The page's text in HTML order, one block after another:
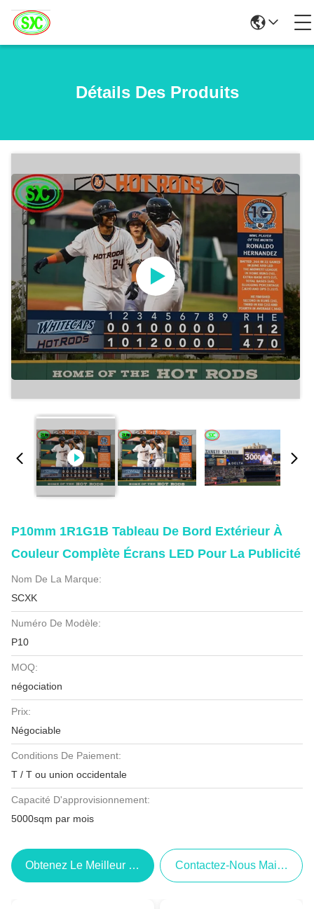
Détails Des Produits
P10mm 1R1G1B Tableau De Bord Extérieur À
Couleur Complète Écrans LED Pour La Publicité
Nom De La Marque:
SCXK
Numéro De Modèle:
P10
MOQ:
négociation
Prix:
Négociable
Conditions De Paiement:
T / T ou union occidentale
Capacité D'approvisionnement:
5000sqm par mois
Obtenez Le Meilleur Prix Contactez-Nous Maintenant